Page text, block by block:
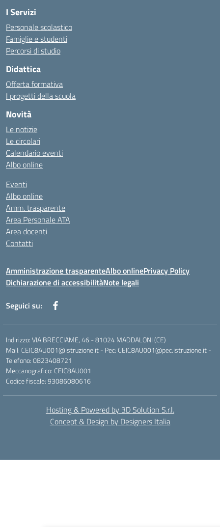
I Servizi
Personale scolastico
Famiglie e studenti
Percorsi di studio
Didattica
Offerta formativa
I progetti della scuola
Novità
Le notizie
Le circolari
Calendario eventi
Albo online
Eventi
Albo online
Amm. trasparente
Area Personale ATA
Area docenti
Contatti
Amministrazione trasparenteAlbo onlinePrivacy Policy
Dichiarazione di accessibilitàNote legali
Seguici su:
Indirizzo: VIA BRECCIAME, 46 - 81024 MADDALONI (CE)
Mail: CEIC8AU001@istruzione.it - Pec: CEIC8AU001@pec.istruzione.it -
Telefono: 0823408721
Meccanografico: CEIC8AU001
Codice fiscale: 93086080616
Hosting & Powered by 3D Solution S.r.l.
Concept & Design by Designers Italia